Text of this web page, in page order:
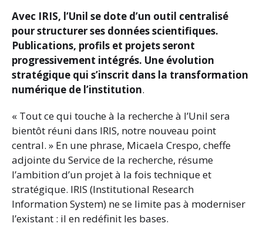
Avec IRIS, l’Unil se dote d’un outil centralisé
pour structurer ses données scientifiques.
Publications, profils et projets seront
progressivement intégrés. Une évolution
stratégique qui s’inscrit dans la transformation
numérique de l’institution.
« Tout ce qui touche à la recherche à l’Unil sera
bientôt réuni dans IRIS, notre nouveau point
central. » En une phrase, Micaela Crespo, cheffe
adjointe du Service de la recherche, résume
l’ambition d’un projet à la fois technique et
stratégique. IRIS (Institutional Research
Information System) ne se limite pas à moderniser
l’existant : il en redéfinit les bases.